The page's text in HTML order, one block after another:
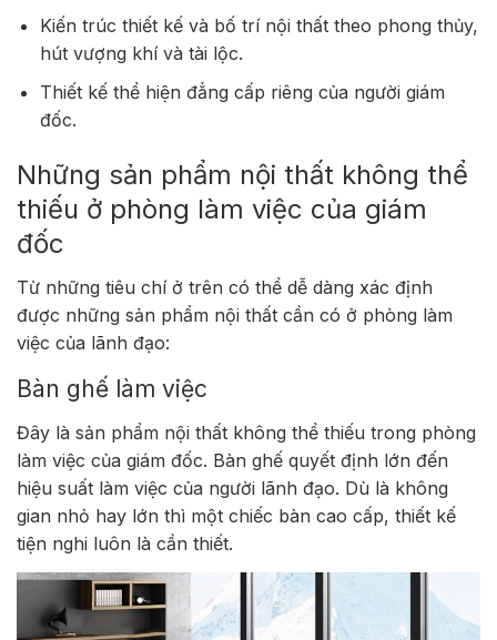
Kiến trúc thiết kế và bố trí nội thất theo phong thủy,
hút vượng khí và tài lộc.
Thiết kế thể hiện đẳng cấp riêng của người giám
đốc.
Những sản phẩm nội thất không thể
thiếu ở phòng làm việc của giám
đốc
Từ những tiêu chí ở trên có thể dễ dàng xác định
được những sản phẩm nội thất cần có ở phòng làm
việc của lãnh đạo:
Bàn ghế làm việc
Đây là sản phẩm nội thất không thể thiếu trong phòng
làm việc của giám đốc. Bàn ghế quyết định lớn đến
hiệu suất làm việc của người lãnh đạo. Dù là không
gian nhỏ hay lớn thì một chiếc bàn cao cấp, thiết kế
tiện nghi luôn là cần thiết.